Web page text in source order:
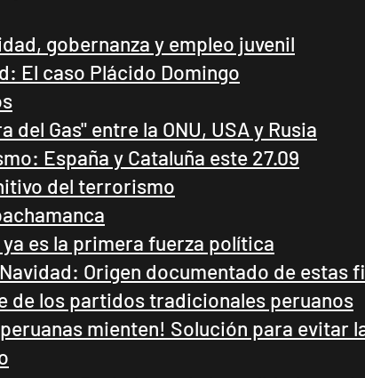
gobernanza y empleo juvenil
El caso Plácido Domingo
del Gas" entre la ONU, USA y Rusia
España y Cataluña este 27.09
del terrorismo
es la primera fuerza política
Origen documentado de estas
de los partidos tradicionales peruanos
mienten! Solución para evitar